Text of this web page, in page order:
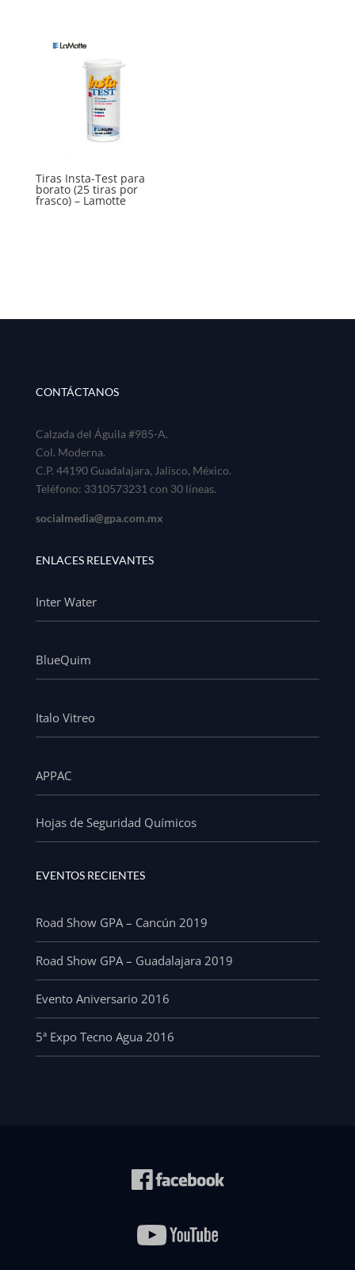
Tiras Insta-Test para
borato (25 tiras por
frasco) – Lamotte
CONTÁCTANOS
Calzada del Águila #985-A.
Col. Moderna.
C.P. 44190 Guadalajara, Jalisco, México.
Teléfono: 3310573231 con 30 líneas.
socialmedia@gpa.com.mx
ENLACES RELEVANTES
Inter Water
BlueQuim
Italo Vitreo
APPAC
Hojas de Seguridad Químicos
EVENTOS RECIENTES
Road Show GPA – Cancún 2019
Road Show GPA – Guadalajara 2019
Evento Aniversario 2016
5ª Expo Tecno Agua 2016